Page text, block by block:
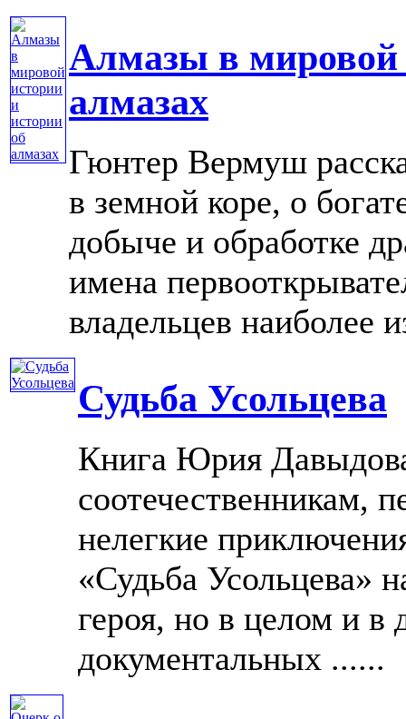
Алмазы в мировой
алмазах
Гюнтер Вермуш
в земной коре, о
добыче и обработке
имена
владельцев наиболее
Судьба Усольцева
Книга Юрия
соотечественникам,
нелегкие
«Судьба Усольцева»
героя, но в целом и в
документальных ......